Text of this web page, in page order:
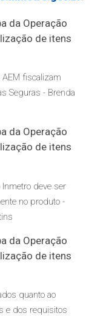
fiscalizam
Seguras - Brenda
Inmetro deve ser
no produto -
quanto ao
e dos requisitos